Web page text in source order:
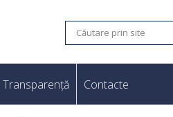
Transparență Contacte